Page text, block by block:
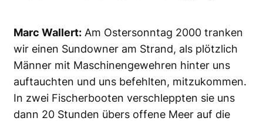
Marc Wallert: Am Ostersonntag 2000 tranken
wir einen Sundowner am Strand, als plötzlich
Männer mit Maschinengewehren hinter uns
auftauchten und uns befehlten, mitzukommen.
In zwei Fischerbooten verschleppten sie uns
dann 20 Stunden übers offene Meer auf die